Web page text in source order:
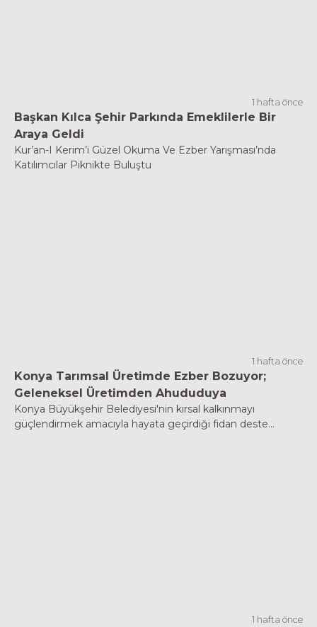
1 hafta önce
Başkan Kılca Şehir Parkında Emeklilerle Bir
Araya Geldi
Kur’an-I Kerim’i Güzel Okuma Ve Ezber Yarışması’nda
Katılımcılar Piknikte Buluştu
1 hafta önce
Konya Tarımsal Üretimde Ezber Bozuyor;
Geleneksel Üretimden Ahududuya
Konya Büyükşehir Belediyesi'nin kırsal kalkınmayı
güçlendirmek amacıyla hayata geçirdiği fidan deste...
1 hafta önce